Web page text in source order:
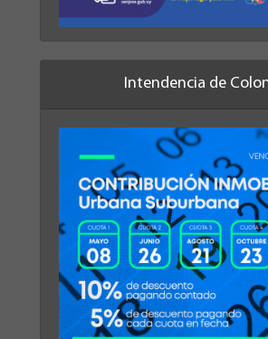
Intendencia de